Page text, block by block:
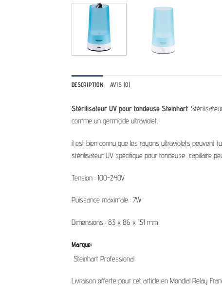
DESCRIPTION AVIS (0)
Stérilisateur UV pour tondeuse Steinhart.
comme un germicide ultraviolet.
il est bien connu que les rayons ultraviolets peuvent
stérilisateur UV spécifique pour tondeuse capillaire
Tension : 100-240V
Puissance maximale : 7W
Dimensions : 83 x 86 x 151 mm
Marque:
Steinhart Professional
Livraison offerte pour cet article en Mondial Relay